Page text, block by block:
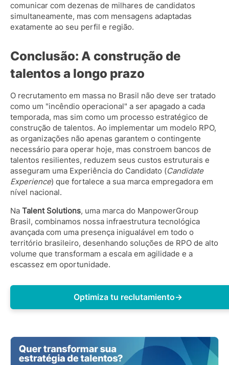
comunicar com dezenas de milhares de candidatos
simultaneamente, mas com mensagens adaptadas
exatamente ao seu perfil e região.
Conclusão: A construção de
talentos a longo prazo
O recrutamento em massa no Brasil não deve ser tratado
como um "incêndio operacional" a ser apagado a cada
temporada, mas sim como um processo estratégico de
construção de talentos. Ao implementar um modelo RPO,
as organizações não apenas garantem o contingente
necessário para operar hoje, mas constroem bancos de
talentos resilientes, reduzem seus custos estruturais e
asseguram uma Experiência do Candidato (Candidate
Experience) que fortalece a sua marca empregadora em
nível nacional.
Na Talent Solutions, uma marca do ManpowerGroup
Brasil, combinamos nossa infraestrutura tecnológica
avançada com uma presença inigualável em todo o
território brasileiro, desenhando soluções de RPO de alto
volume que transformam a escala em agilidade e a
escassez em oportunidade.
Optimiza tu reclutamiento→